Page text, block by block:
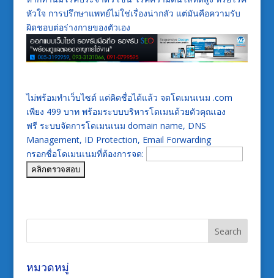
หัวใจ การปรึกษาแพทย์ไม่ใช่เรื่องน่ากลัว แต่มันคือความรับ
ผิดชอบต่อร่างกายของตัวเอง
ไม่พร้อมทำเว็บไซต์ แต่คิดชื่อได้แล้ว จดโดเมนเนม .com
เพียง 499 บาท พร้อมระบบบริหารโดเมนด้วยตัวคุณเอง
ฟรี ระบบจัดการโดเมนเนม domain name, DNS
Management, ID Protection, Email Forwarding
กรอกชื่อโดเมนเนมที่ต้องการจด:
หมวดหมู่